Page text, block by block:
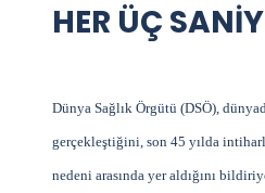
HER ÜÇ
Dünya Sağlık Örgütü (DSÖ),
gerçekleştiğini, son 45 yılda
nedeni arasında yer aldığını